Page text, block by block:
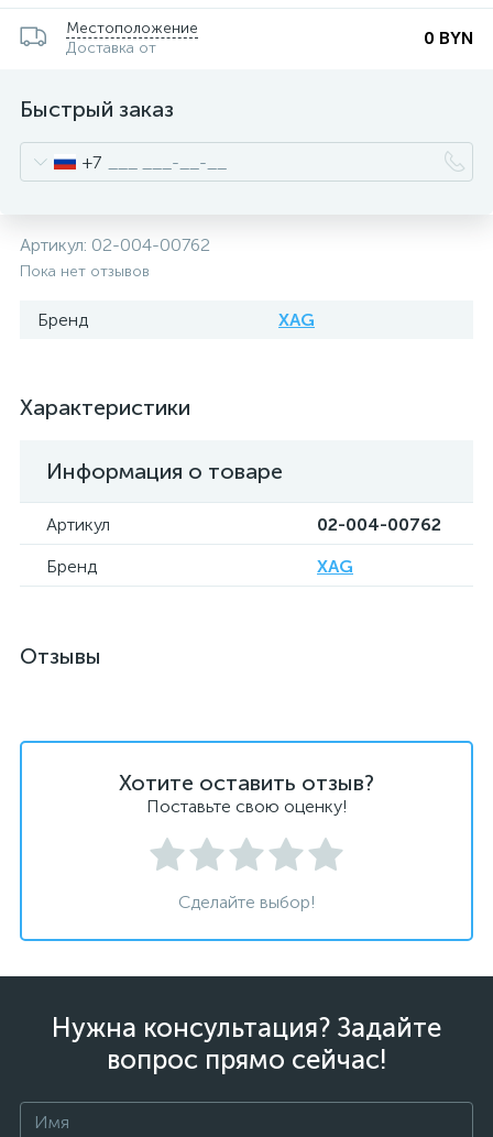
Местоположение
Доставка от
0 BYN
Быстрый заказ
+7
Артикул: 02-004-00762
Пока нет отзывов
Бренд XAG
Характеристики
Информация о товаре
Артикул
02-004-00762
Бренд
XAG
Отзывы
Хотите оставить отзыв?
Поставьте свою оценку!
Сделайте выбор!
Нужна консультация? Задайте
вопрос прямо сейчас!